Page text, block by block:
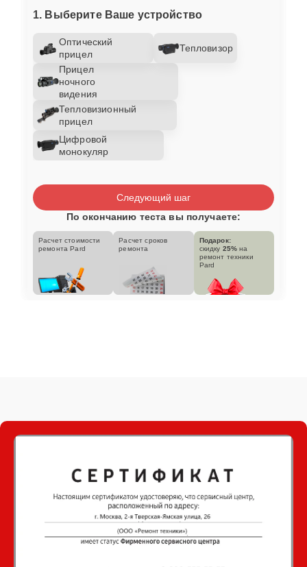
1. Выберите Ваше устройство
Оптический
прицел
Тепловизор
Прицел
ночного
видения
Тепловизионный
прицел
Цифровой
монокуляр
Следующий шаг
По окончанию теста вы получаете:
Расчет стоимости
ремонта Pard
Расчет сроков
ремонта
Подарок:
скидку 25% на
ремонт техники
Pard